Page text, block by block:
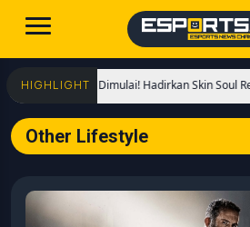
HIGHLIGHT
of Kings Dimulai! Hadirkan Skin Soul Reaper,
Other Lifestyle